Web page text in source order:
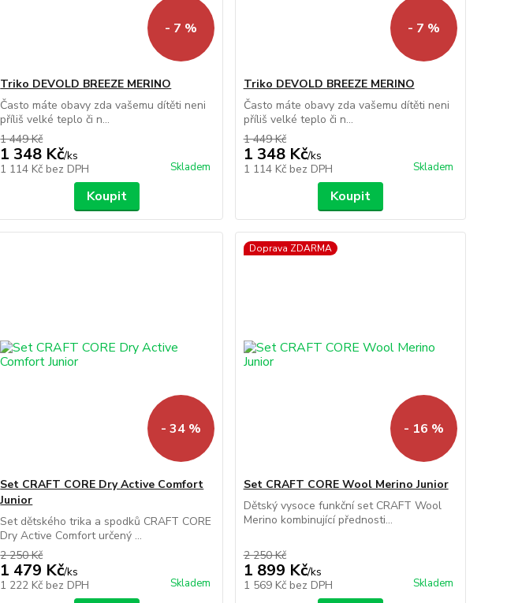
- 7 %
Triko DEVOLD BREEZE MERINO
Často máte obavy zda vašemu dítěti neni
příliš velké teplo či n...
1 449 Kč
1 348 Kč/ks
1 114 Kč bez DPH Skladem
Koupit
- 7 %
Triko DEVOLD BREEZE MERINO
Často máte obavy zda vašemu dítěti neni
příliš velké teplo či n...
1 449 Kč
1 348 Kč/ks
1 114 Kč bez DPH Skladem
Koupit
- 34 %
Set CRAFT CORE Dry Active Comfort
Junior
Set dětského trika a spodků CRAFT CORE
Dry Active Comfort určený ...
2 250 Kč
1 479 Kč/ks
1 222 Kč bez DPH Skladem
Doprava ZDARMA
- 16 %
Set CRAFT CORE Wool Merino Junior
Dětský vysoce funkční set CRAFT Wool
Merino kombinující přednosti...
2 250 Kč
1 899 Kč/ks
1 569 Kč bez DPH Skladem